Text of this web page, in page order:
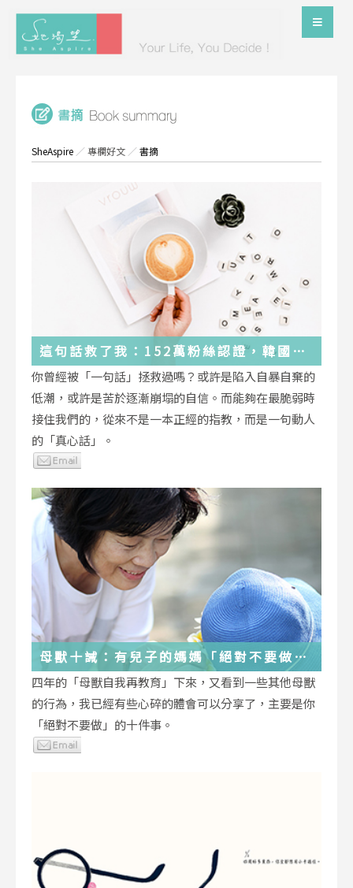
SheAspire ／專欄好文 ／書摘
這句話救了我：152萬粉絲認證，韓國最
受歡迎的YouTuber「國民姐姐」金美敬
為跌落情緒深淵的你雪中送炭！
你曾經被「一句話」拯救過嗎？或許是陷入自暴自棄的
低潮，或許是苦於逐漸崩塌的自信。而能夠在最脆弱時
接住我們的，從來不是一本正經的指教，而是一句動人
的「真心話」。
母獸十誡：有兒子的媽媽「絕對不要做」
的十件事
四年的「母獸自我再教育」下來，又看到一些其他母獸
的行為，我已經有些心碎的體會可以分享了，主要是你
「絕對不要做」的十件事。